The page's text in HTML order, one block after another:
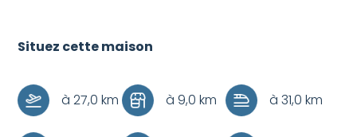
Situez cette maison
à 27,0 km à 9,0 km à 31,0 km